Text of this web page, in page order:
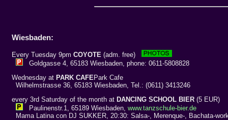
Wiesbaden:
Every Tuesday 9pm COYOTE (adm. free)
Goldgasse 4, 65183 Wiesbaden, phone: 0611-5808828
Wednesday at PARK CAFEPark Cafe
Wilhelmstrasse 36, 65183 Wiesbaden, Tel.: (0611) 3413246
every 3rd Saturday of the month at DANCING SCHOOL BIER (5 EUR)
Paulinenstr.1, 65189 Wiesbaden, www.tanzschule-bier.de
Mama Latina con DJ SUKKER, 20:30: Salsa-, Merenque-, Bachata-